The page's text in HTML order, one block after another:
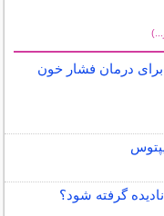
برای درمان فشار خون
گرفته شود؟